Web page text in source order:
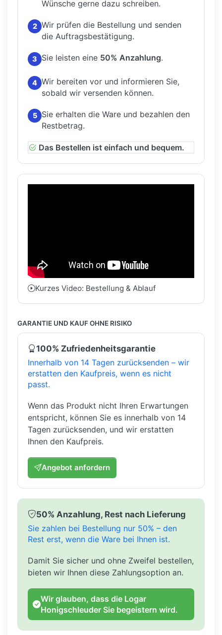
Wünsche gerne dazu schreiben.
2 Wir prüfen die Bestellung und senden
die Auftragsbestätigung.
3 Sie leisten eine 50% Anzahlung.
4 Wir bereiten vor und informieren Sie,
sobald wir versenden können.
5
Sie erhalten die Ware und bezahlen den
Restbetrag.
Das Bestellen ist einfach und bequem.
Kurzes Video: Bestellung & Ablauf
GARANTIE UND KAUF OHNE RISIKO
100% Zufriedenheitsgarantie
Innerhalb von 14 Tagen zurücksenden – wir
erstatten den Kaufpreis, wenn es nicht
passt.
Wenn das Produkt nicht Ihren Erwartungen
entspricht, können Sie es innerhalb von 14
Tagen zurücksenden, und wir erstatten
Ihnen den Kaufpreis.
Angebot anfordern
50% Anzahlung, Rest nach Lieferung
Sie zahlen bei Bestellung nur 50% – den
Rest erst, wenn die Ware bei Ihnen ist.
Damit Sie sicher und ohne Zweifel bestellen,
bieten wir Ihnen diese Zahlungsoption an.
Wir glauben, dass die Logar
Honigschleuder Sie begeistern wird.